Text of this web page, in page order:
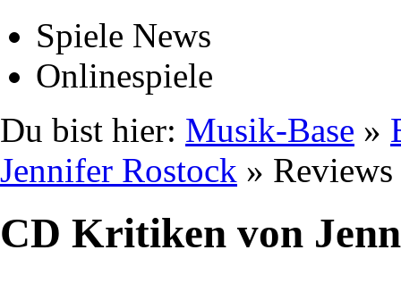
Spiele News
Onlinespiele
Du bist hier: Musik-Base »
Jennifer Rostock » Reviews
CD Kritiken von